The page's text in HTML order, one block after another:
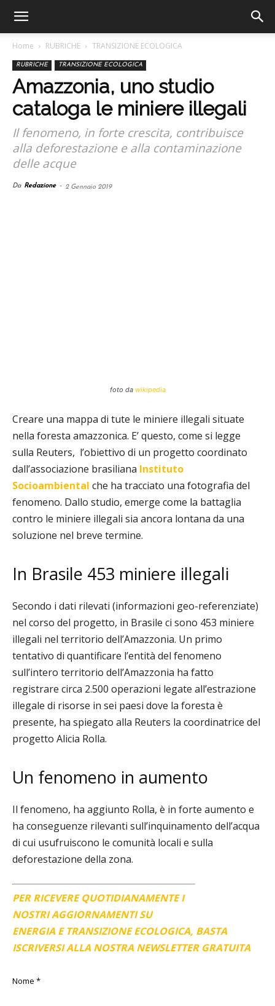
Home RUBRICHE TRANSIZIONE ECOLOGICA
RUBRICHE TRANSIZIONE ECOLOGICA
Amazzonia, uno studio
cataloga le miniere illegali
Il fenomeno, in forte crescita, contribuisce
alla deforestazione e alla contaminazione
delle acque
Da Redazione - 2 Gennaio 2019
foto da wikipedia
Creare una mappa di tute le miniere illegali situate
nella foresta amazzonica. E’ questo, come si legge
sulla Reuters, l’obiettivo di un progetto coordinato
dall’associazione brasiliana Instituto
Socioambiental che ha tracciato una fotografia del
fenomeno. Dallo studio, emerge come la battaglia
contro le miniere illegali sia ancora lontana da una
soluzione nel breve termine.
In Brasile 453 miniere illegali
Secondo i dati rilevati (informazioni geo-referenziate)
nel corso del progetto, in Brasile ci sono 453 miniere
illegali nel territorio dell’Amazzonia. Un primo
tentativo di quantificare l’entità del fenomeno
sull’intero territorio dell’Amazzonia ha fatto
registrare circa 2.500 operazioni legate all’estrazione
illegale di risorse in sei paesi dove la foresta è
presente, ha spiegato alla Reuters la coordinatrice del
progetto Alicia Rolla.
Un fenomeno in aumento
Il fenomeno, ha aggiunto Rolla, è in forte aumento e
ha conseguenze rilevanti sull’inquinamento dell’acqua
di cui usufruiscono le comunità locali e sulla
deforestazione della zona.
PER RICEVERE QUOTIDIANAMENTE I
NOSTRI AGGIORNAMENTI SU
ENERGIA E TRANSIZIONE ECOLOGICA, BASTA
ISCRIVERSI ALLA NOSTRA NEWSLETTER GRATUITA
Nome *